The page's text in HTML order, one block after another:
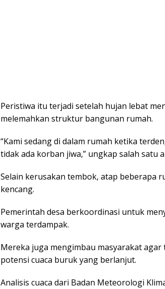
Peristiwa itu terjadi setelah hujan lebat
melemahkan struktur bangunan rumah.
“Kami sedang di dalam rumah ketika
tidak ada korban jiwa,” ungkap salah satu
Selain kerusakan tembok, atap beberapa
kencang.
Pemerintah desa berkoordinasi untuk
warga terdampak.
Mereka juga mengimbau masyarakat
potensi cuaca buruk yang berlanjut.
Analisis cuaca dari Badan Meteorologi